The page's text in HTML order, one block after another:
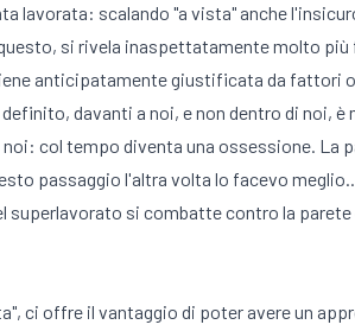
lavorata: scalando "a vista" anche
si rivela inaspettatamente molto più
anticipatamente giustificata da fattori
davanti a noi, e non dentro di noi,
col tempo diventa una ossessione.
passaggio l'altra volta lo facevo
si combatte contro la
ci offre il vantaggio di poter avere un